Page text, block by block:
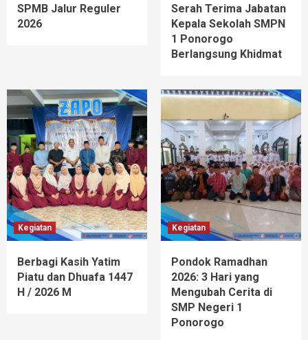
SPMB Jalur Reguler
2026
Serah Terima Jabatan
Kepala Sekolah SMPN
1 Ponorogo
Berlangsung Khidmat
Kegiatan
Berbagi Kasih Yatim
Piatu dan Dhuafa 1447
H / 2026 M
Kegiatan
Pondok Ramadhan
2026: 3 Hari yang
Mengubah Cerita di
SMP Negeri 1
Ponorogo